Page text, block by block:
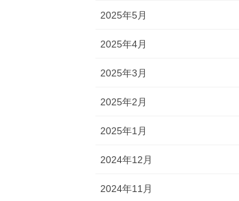
2025年5月
2025年4月
2025年3月
2025年2月
2025年1月
2024年12月
2024年11月